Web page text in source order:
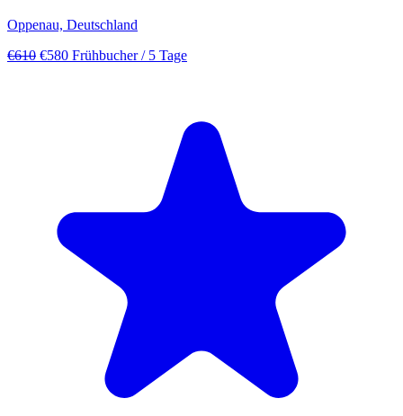
Oppenau, Deutschland
€610 €580 Frühbucher / 5 Tage